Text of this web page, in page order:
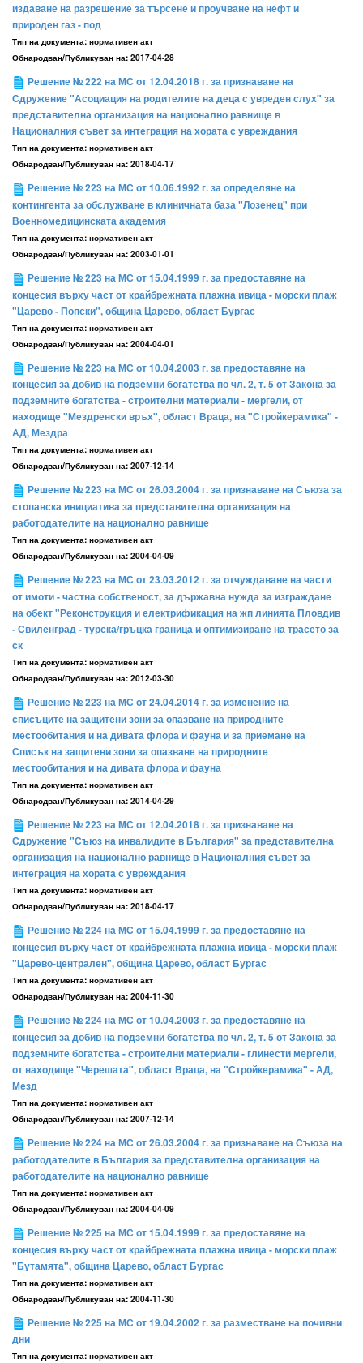
издаване на разрешение за търсене и проучване на нефт и
природен газ - под
Тип на документа: нормативен акт
Обнародван/Публикуван на: 2017-04-28
Решение № 222 на МС от 12.04.2018 г. за признаване на
Сдружение "Асоциация на родителите на деца с увреден слух" за
представителна организация на национално равнище в
Националния съвет за интеграция на хората с увреждания
Тип на документа: нормативен акт
Обнародван/Публикуван на: 2018-04-17
Решение № 223 на МС от 10.06.1992 г. за определяне на
контингента за обслужване в клиничната база "Лозенец" при
Военномедицинската академия
Тип на документа: нормативен акт
Обнародван/Публикуван на: 2003-01-01
Решение № 223 на МС от 15.04.1999 г. за предоставяне на
концесия върху част от крайбрежната плажна ивица - морски плаж
"Царево - Попски", община Царево, област Бургас
Тип на документа: нормативен акт
Обнародван/Публикуван на: 2004-04-01
Решение № 223 на МС от 10.04.2003 г. за предоставяне на
концесия за добив на подземни богатства по чл. 2, т. 5 от Закона за
подземните богатства - строителни материали - мергели, от
находище "Мездренски връх", област Враца, на "Стройкерамика" -
АД, Мездра
Тип на документа: нормативен акт
Обнародван/Публикуван на: 2007-12-14
Решение № 223 на МС от 26.03.2004 г. за признаване на Съюза за
стопанска инициатива за представителна организация на
работодателите на национално равнище
Тип на документа: нормативен акт
Обнародван/Публикуван на: 2004-04-09
Решение № 223 на МС от 23.03.2012 г. за отчуждаване на части
от имоти - частна собственост, за държавна нужда за изграждане
на обект "Реконструкция и електрификация на жп линията Пловдив
- Свиленград - турска/гръцка граница и оптимизиране на трасето за
ск
Тип на документа: нормативен акт
Обнародван/Публикуван на: 2012-03-30
Решение № 223 на МС от 24.04.2014 г. за изменение на
списъците на защитени зони за опазване на природните
местообитания и на дивата флора и фауна и за приемане на
Списък на защитени зони за опазване на природните
местообитания и на дивата флора и фауна
Тип на документа: нормативен акт
Обнародван/Публикуван на: 2014-04-29
Решение № 223 на MС от 12.04.2018 г. за признаване на
Сдружение "Съюз на инвалидите в България" за представителна
организация на национално равнище в Националния съвет за
интеграция на хората с увреждания
Тип на документа: нормативен акт
Обнародван/Публикуван на: 2018-04-17
Решение № 224 на МС от 15.04.1999 г. за предоставяне на
концесия върху част от крайбрежната плажна ивица - морски плаж
"Царево-централен", община Царево, област Бургас
Тип на документа: нормативен акт
Обнародван/Публикуван на: 2004-11-30
Решение № 224 на МС от 10.04.2003 г. за предоставяне на
концесия за добив на подземни богатства по чл. 2, т. 5 от Закона за
подземните богатства - строителни материали - глинести мергели,
от находище "Черешата", област Враца, на "Стройкерамика" - АД,
Мезд
Тип на документа: нормативен акт
Обнародван/Публикуван на: 2007-12-14
Решение № 224 на МС от 26.03.2004 г. за признаване на Съюза на
работодателите в България за представителна организация на
работодателите на национално равнище
Тип на документа: нормативен акт
Обнародван/Публикуван на: 2004-04-09
Решение № 225 на МС от 15.04.1999 г. за предоставяне на
концесия върху част от крайбрежната плажна ивица - морски плаж
"Бутамята", община Царево, област Бургас
Тип на документа: нормативен акт
Обнародван/Публикуван на: 2004-11-30
Решение № 225 на МС от 19.04.2002 г. за разместване на почивни
дни
Тип на документа: нормативен акт